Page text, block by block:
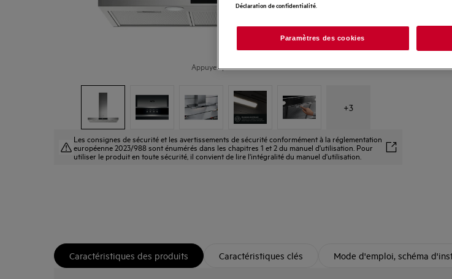
Appuyez pour zoomer
+3
Les consignes de sécurité et les avertissements de sécurité conformément à la réglementation
européenne 2023/988 sont énumérés dans les chapitres 1 et 2 du manuel d'utilisation. Pour
utiliser le produit en toute sécurité, il convient de lire l'intégralité du manuel d'utilisation.
Caractéristiques des produits Caractéristiques clés Mode d'emploi, schéma
Déclaration de confidentialité
Paramètres des cookies